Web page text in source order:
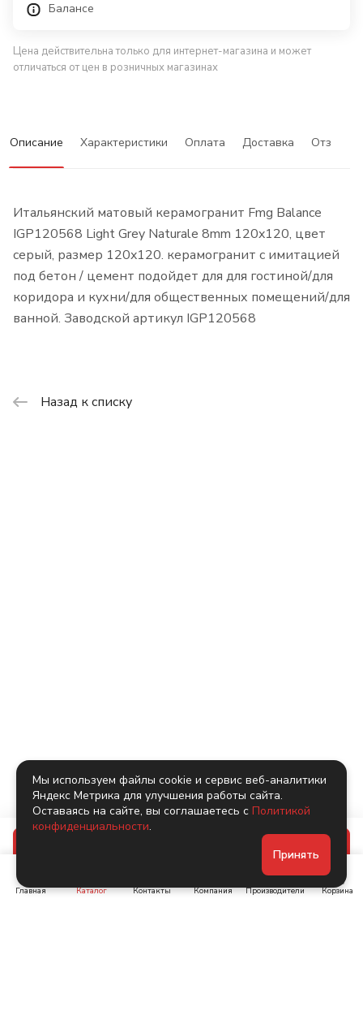
Балансе
Цена действительна только для интернет-магазина и может
отличаться от цен в розничных магазинах
Описание Характеристики Оплата Доставка Отзывы
Итальянский матовый керамогранит Fmg Balance
IGP120568 Light Grey Naturale 8mm 120x120, цвет
серый, размер 120x120. керамогранит с имитацией
под бетон / цемент подойдет для для гостиной/для
коридора и кухни/для общественных помещений/для
ванной. Заводской артикул IGP120568
Назад к списку
Главная Каталог Контакты Компания Производители Корзина
Мы используем файлы cookie и сервис веб-аналитики
Яндекс Метрика для улучшения работы сайта.
Оставаясь на сайте, вы соглашаетесь с Политикой
конфиденциальности.
Принять